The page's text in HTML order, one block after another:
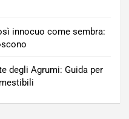
innocuo come sembra:
degli Agrumi: Guida per